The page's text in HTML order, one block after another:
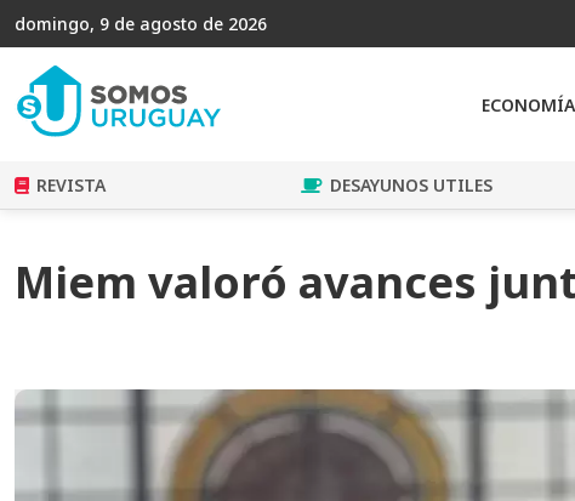
domingo, 9 de agosto de 2026
ECONOMÍA
REVISTA DESAYUNOS UTILES
Miem valoró avances